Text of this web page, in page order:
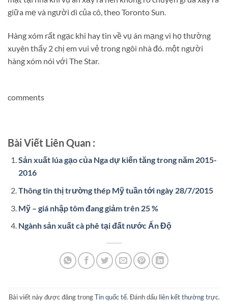
giữa mẹ và người dì của cô, theo Toronto Sun.
Hàng xóm rất ngạc khi hay tin về vụ án mạng vì họ thường
xuyên thấy 2 chị em vui vẻ trong ngôi nhà đó. một người
hàng xóm nói với The Star.
comments
Bài Viết Liên Quan :
Sản xuất lúa gạo của Nga dự kiến tăng trong năm 2015-
2016
Thông tin thị trường thép Mỹ tuần tới ngày 28/7/2015
Mỹ – giá nhập tôm đang giảm trên 25 %
Ngành sản xuất cà phê tại đất nước Ấn Độ
Bài viết này được đăng trongTin quốc tế. Đánh dấu liên kết thường trực.